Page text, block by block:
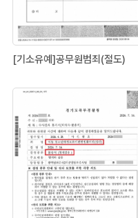
[기소유예]공무원범죄(절도)